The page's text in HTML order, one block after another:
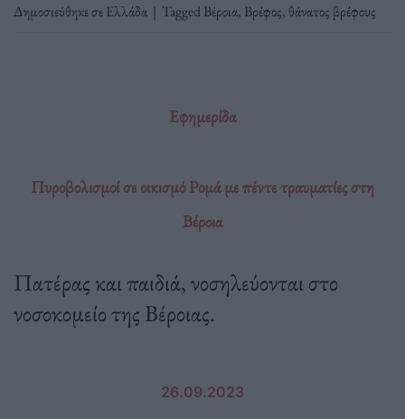
Δημοσιεύθηκε σεΕλλάδα | TaggedΒέροια, Βρέφος, θάνατος βρέφους
Εφημερίδα
Πυροβολισμοί σε οικισμό Ρομά με πέντε τραυματίες στη
Βέροια
Πατέρας και παιδιά, νοσηλεύονται στο
νοσοκομείο της Βέροιας.
26.09.2023